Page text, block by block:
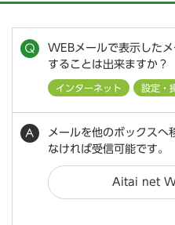
WEBメールで表示した
することは出来ますか？
インターネット 設定・
メールを他のボックスへ
なければ受信可能です。
Aitai net